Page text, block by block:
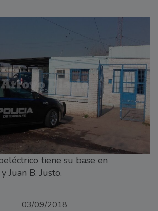
tiene su base en
Juan B. Justo.
03/09/2018